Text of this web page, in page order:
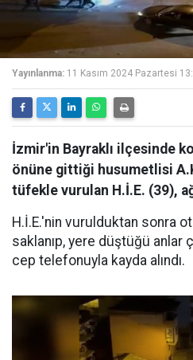
Yayınlanma: 11 Kasım 2024 Pazartesi
İzmir'in Bayraklı ilçesinde
önüne gittiği husumetlisi
tüfekle vurulan H.İ.E. (39),
H.İ.E.'nin vurulduktan sonra
saklanıp, yere düştüğü anlar
cep telefonuyla kayda alındı.